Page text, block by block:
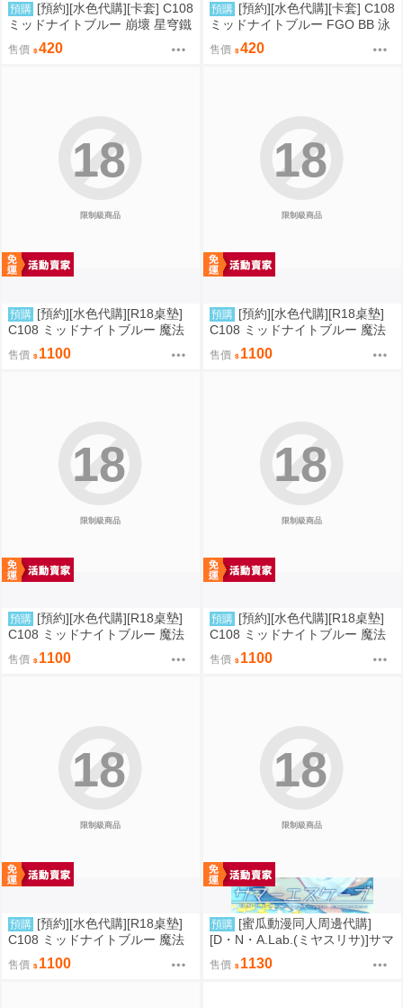
預購 [預約][水色代購][卡套] C108
ミッドナイトブルー 崩壞 星穹鐵
道 火花
售價 420
預購 [預約][水色代購][卡套] C108
ミッドナイトブルー FGO BB 泳
裝ver
售價 420
限制級商品
18
預購 [預約][水色代購][R18桌墊]
C108 ミッドナイトブルー 魔法
少女 美遊 M字腿
售價 1100
限制級商品
18
預購 [預約][水色代購][R18桌墊]
C108 ミッドナイトブルー 魔法
少女 伊莉雅&克洛伊&美遊 翹臀
售價 1100
限制級商品
18
預購 [預約][水色代購][R18桌墊]
C108 ミッドナイトブルー 魔法
少女 伊莉雅&克洛伊&美遊 背後
位
售價 1100
限制級商品
18
預購 [預約][水色代購][R18桌墊]
C108 ミッドナイトブルー 魔法
少女 伊莉雅&克洛伊&美遊 服從
售價 1100
限制級商品
18
預購 [預約][水色代購][R18桌墊]
C108 ミッドナイトブルー 魔法
少女 伊莉雅&克洛伊 M字腿
售價 1100
限制級商品
18
預購 [蜜瓜動漫同人周邊代購]
[D・N・A.Lab.(ミヤスリサ)]サマ
ーエスケープ【A5アクリルフィ
ギュア】(A5壓克力立牌特典版)
售價 1130